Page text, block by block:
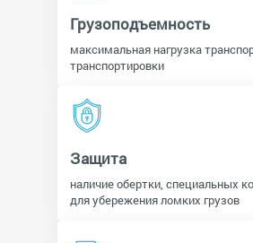
Грузоподъемность
максимальная нагрузка
транспортировки
Защита
наличие обертки, специальных
для убережения ломких грузов